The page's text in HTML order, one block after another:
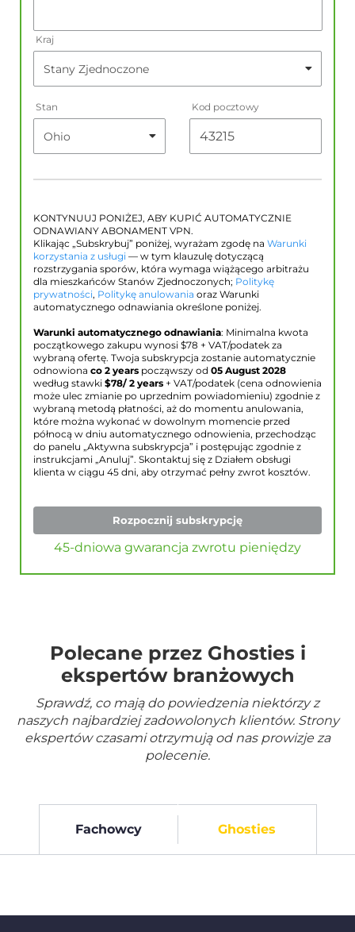
Kraj
Stan Kod pocztowy
KONTYNUUJ PONIŻEJ, ABY KUPIĆ AUTOMATYCZNIE
ODNAWIANY ABONAMENT VPN.
Klikając „Subskrybuj” poniżej, wyrażam zgodę na Warunki
korzystania z usługi — w tym klauzulę dotyczącą
rozstrzygania sporów, która wymaga wiążącego arbitrażu
dla mieszkańców Stanów Zjednoczonych; Politykę
prywatności, Politykę anulowania oraz Warunki
automatycznego odnawiania określone poniżej.
Warunki automatycznego odnawiania: Minimalna kwota
początkowego zakupu wynosi $78 + VAT/podatek za
wybraną ofertę. Twoja subskrypcja zostanie automatycznie
odnowiona co 2 years począwszy od 05 August 2028
według stawki $78/ 2 years + VAT/podatek (cena odnowienia
może ulec zmianie po uprzednim powiadomieniu) zgodnie z
wybraną metodą płatności, aż do momentu anulowania,
które można wykonać w dowolnym momencie przed
północą w dniu automatycznego odnowienia, przechodząc
do panelu „Aktywna subskrypcja” i postępując zgodnie z
instrukcjami „Anuluj”. Skontaktuj się z Działem obsługi
klienta w ciągu 45 dni, aby otrzymać pełny zwrot kosztów.
Rozpocznij subskrypcję
45-dniowa gwarancja zwrotu pieniędzy
Polecane przez Ghosties i
ekspertów branżowych
Sprawdź, co mają do powiedzenia niektórzy z
naszych najbardziej zadowolonych klientów. Strony
ekspertów czasami otrzymują od nas prowizje za
polecenie.
Fachowcy Ghosties